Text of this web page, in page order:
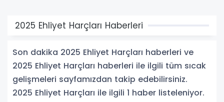
2025 Ehliyet Harçları Haberleri
Son dakika 2025 Ehliyet Harçları haberleri ve
2025 Ehliyet Harçları haberleri ile ilgili tüm sıcak
gelişmeleri sayfamızdan takip edebilirsiniz.
2025 Ehliyet Harçları ile ilgili 1 haber listeleniyor.